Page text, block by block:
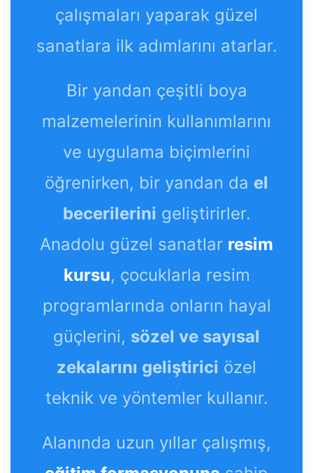
çalışmaları yaparak güzel
sanatlara ilk adımlarını atarlar.
Bir yandan çeşitli boya
malzemelerinin kullanımlarını
ve uygulama biçimlerini
öğrenirken, bir yandan da el
becerilerini geliştirirler.
Anadolu güzel sanatlar resim
kursu, çocuklarla resim
programlarında onların hayal
güçlerini, sözel ve sayısal
zekalarını geliştirici özel
teknik ve yöntemler kullanır.
Alanında uzun yıllar çalışmış,